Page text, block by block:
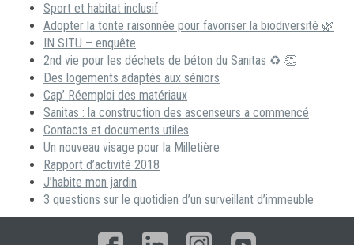
Sport et habitat inclusif
Adopter la tonte raisonnée pour favoriser la biodiversité 🌿
IN SITU – enquête
2nd vie pour les déchets de béton du Sanitas ♻ 👏
Des logements adaptés aux séniors
Cap’ Réemploi des matériaux
Sanitas : la construction des ascenseurs a commencé
Contacts et documents utiles
Un nouveau visage pour la Milletière
Rapport d’activité 2018
J’habite mon jardin
3 questions sur le quotidien d’un surveillant d’immeuble